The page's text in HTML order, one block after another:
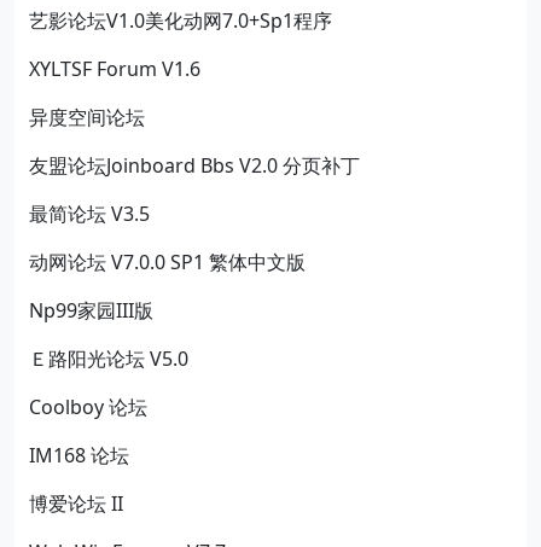
艺影论坛V1.0美化动网7.0+Sp1程序
XYLTSF Forum V1.6
异度空间论坛
友盟论坛Joinboard Bbs V2.0 分页补丁
最简论坛 V3.5
动网论坛 V7.0.0 SP1 繁体中文版
Np99家园III版
Ｅ路阳光论坛 V5.0
Coolboy 论坛
IM168 论坛
博爱论坛 II